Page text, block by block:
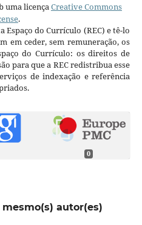
uma licença Creative Commons
.
Espaço do Currículo (REC) e tê-lo
em ceder, sem remuneração, os
do Currículo: os direitos de
para que a REC redistribua esse
de indexação e referência
0
autor(es)